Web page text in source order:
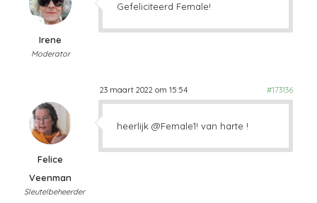
Irene
Moderator
Gefeliciteerd Female!
23 maart 2022 om 15:54 #173136
Felice
Veenman
Sleutelbeheerder
heerlijk @Female1! van harte !